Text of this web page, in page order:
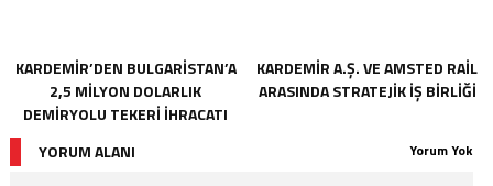
KARDEMİR’DEN BULGARİSTAN’A
2,5 MİLYON DOLARLIK
DEMİRYOLU TEKERİ İHRACATI
KARDEMİR A.Ş. VE AMSTED RAİL
ARASINDA STRATEJİK İŞ BİRLİĞİ
YORUM ALANI Yorum Yok